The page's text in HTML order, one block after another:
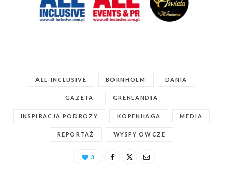
ALL-INCLUSIVE BORNHOLM DANIA
GAZETA GRENLANDIA
INSPIRACJA PODROZY KOPENHAGA MEDIA
REPORTAŻ WYSPY OWCZE
3